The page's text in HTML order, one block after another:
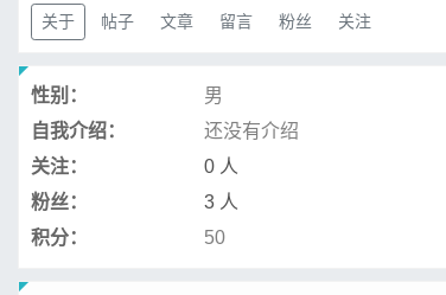
关于 帖子 文章 留言 粉丝 关注
性别：
男
自我介绍：
还没有介绍
关注：
0 人
粉丝：
3 人
积分：
50